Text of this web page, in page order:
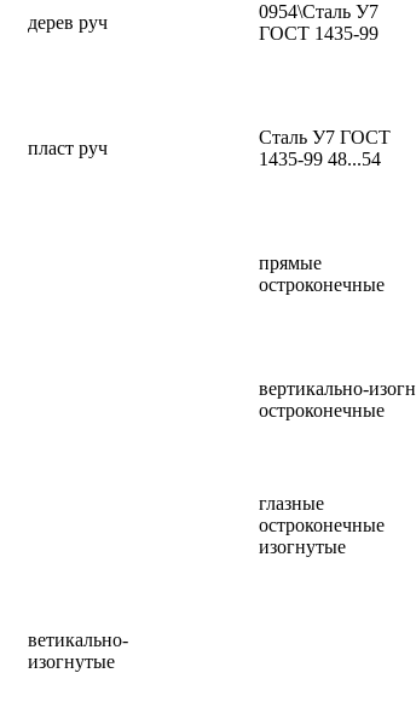
дерев руч
0954\Сталь У7
ГОСТ 1435-99
пласт руч
Сталь У7 ГОСТ
1435-99 48...54
прямые
остроконечные
вертикально-изогн
остроконечные
глазные
остроконечные
изогнутые
ветикально-
изогнутые